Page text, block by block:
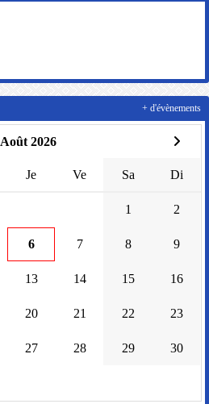
Août 2026
Je Ve Sa Di
1 2
6 7 8 9
13 14 15 16
20 21 22 23
27 28 29 30
+ d'évènements